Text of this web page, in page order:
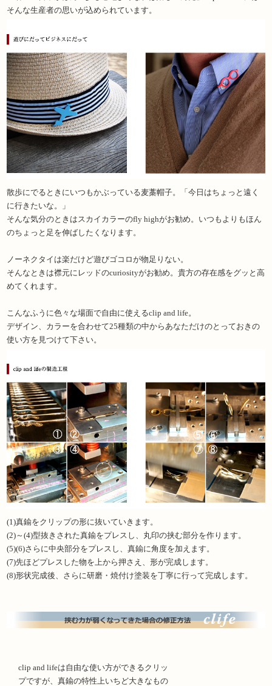
そんな生産者の思いが込められています。
散歩にでるときにいつもかぶっている麦藁帽子。「今日はちょっと遠く
に行きたいな。」
そんな気分のときはスカイカラーのfly highがお勧め。いつもよりもほん
のちょっと足を伸ばしたくなります。
ノーネクタイは楽だけど遊びゴコロが物足りない。
そんなときは襟元にレッドのcuriosityがお勧め。貴方の存在感をグッと高
めてくれます。
こんなふうに色々な場面で自由に使えるclip and life。
デザイン、カラーを合わせて25種類の中からあなただけのとっておきの
使い方を見つけて下さい。
(1)真鍮をクリップの形に抜いていきます。
(2)～(4)型抜きされた真鍮をプレスし、丸印の挟む部分を作ります。
(5)(6)さらに中央部分をプレスし、真鍮に角度を加えます。
(7)先ほどプレスした物を上から押さえ、形が完成します。
(8)形状完成後、さらに研磨・焼付け塗装を丁寧に行って完成します。
clip and lifeは自由な使い方ができるクリッ
プですが、真鍮の特性上いちど大きなもの